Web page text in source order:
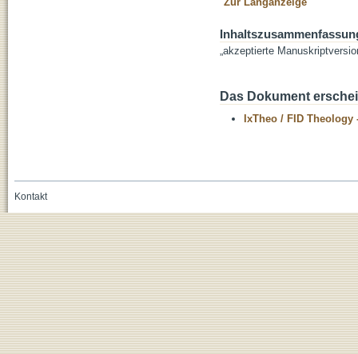
„akzeptierte
Das Dokument
IxTheo / FID Theology
Kontakt